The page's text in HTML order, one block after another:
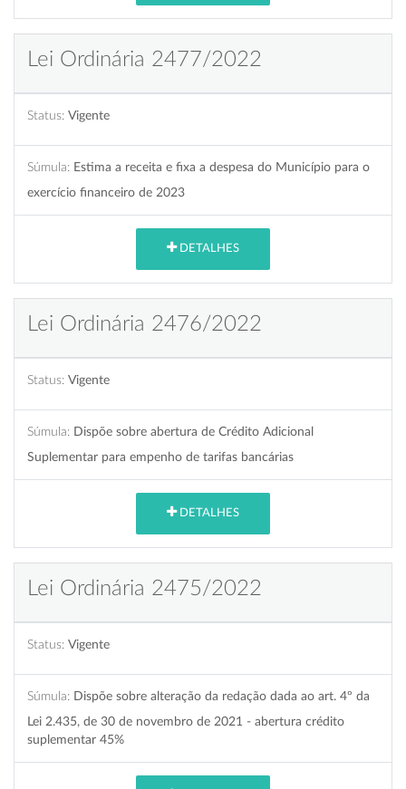
Lei Ordinária 2477/2022
Status: Vigente
Súmula: Estima a receita e fixa a despesa do Município para o
exercício financeiro de 2023
DETALHES
Lei Ordinária 2476/2022
Status: Vigente
Súmula: Dispõe sobre abertura de Crédito Adicional
Suplementar para empenho de tarifas bancárias
DETALHES
Lei Ordinária 2475/2022
Status: Vigente
Súmula: Dispõe sobre alteração da redação dada ao art. 4º da
Lei 2.435, de 30 de novembro de 2021 - abertura crédito
suplementar 45%